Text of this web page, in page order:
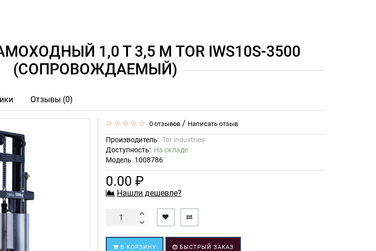
1,0 Т 3,5 М TOR IWS10S-3500
(СОПРОВОЖДАЕМЫЙ)
Отзывы (0)
0 отзывов / Написать отзыв
Производитель: Tor industries
Доступность: На складе
Модель 1008786
0.00 ₽
Нашли дешевле?
В КОРЗИНУ БЫСТРЫЙ ЗАКАЗ